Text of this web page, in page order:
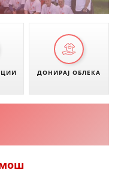
ЗА БАРАЊЕ
ДОНИРАЈ ОБЛЕКА